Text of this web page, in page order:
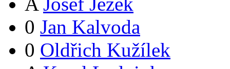
0 Jan Kalvoda
0 Oldřich Kužílek